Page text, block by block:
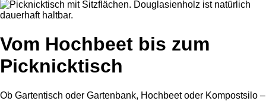
Vom Hochbeet bis zum
Picknicktisch
Ob Gartentisch oder Gartenbank, Hochbeet oder Kompostsilo –